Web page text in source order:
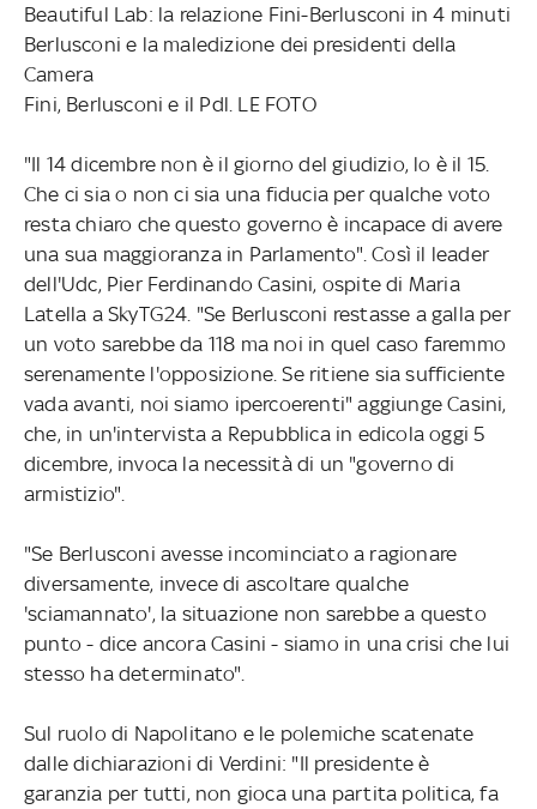
Beautiful Lab: la relazione Fini-Berlusconi in 4 minuti
Berlusconi e la maledizione dei presidenti della
Camera
Fini, Berlusconi e il Pdl. LE FOTO
"Il 14 dicembre non è il giorno del giudizio, lo è il 15.
Che ci sia o non ci sia una fiducia per qualche voto
resta chiaro che questo governo è incapace di avere
una sua maggioranza in Parlamento". Così il leader
dell'Udc, Pier Ferdinando Casini, ospite di Maria
Latella a SkyTG24. "Se Berlusconi restasse a galla per
un voto sarebbe da 118 ma noi in quel caso faremmo
serenamente l'opposizione. Se ritiene sia sufficiente
vada avanti, noi siamo ipercoerenti" aggiunge Casini,
che, in un'intervista a Repubblica in edicola oggi 5
dicembre, invoca la necessità di un "governo di
armistizio".
"Se Berlusconi avesse incominciato a ragionare
diversamente, invece di ascoltare qualche
'sciamannato', la situazione non sarebbe a questo
punto - dice ancora Casini - siamo in una crisi che lui
stesso ha determinato".
Sul ruolo di Napolitano e le polemiche scatenate
dalle dichiarazioni di Verdini: "Il presidente è
garanzia per tutti, non gioca una partita politica, fa